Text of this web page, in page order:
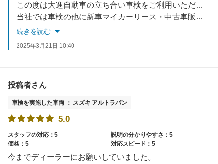
この度は大進自動車の立ち合い車検をご利用いただきありがとうございました！今後もお客様目線で丁寧かつ分かりやすい説明を心がけ、安心してお任せいただけるサービスに努めてまいります。
当社では車検の他に新車マイカーリース・中古車販売・キズヘコミ直し・万が一の事故受付・保険の見直しなどお車の事はトータルサポートさせていただいております。何かございましたらぜひご相談くださいね。またのご来店を心よりお待ちしております！✨
続きを読む
2025年3月21日 10:40
投稿者さん
車検を実施した車両 ： スズキ アルトラパン
5.0
スタッフの対応：5
説明の分かりやすさ：5
価格：5
対応スピード：5
今までディーラーにお願いしていました。